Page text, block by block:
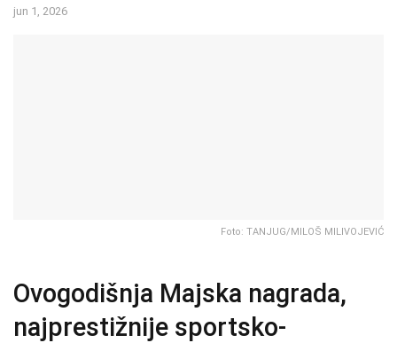
jun 1, 2026
Foto: TANJUG/MILOŠ MILIVOJEVIĆ
Ovogodišnja Majska nagrada,
najprestižnije sportsko-